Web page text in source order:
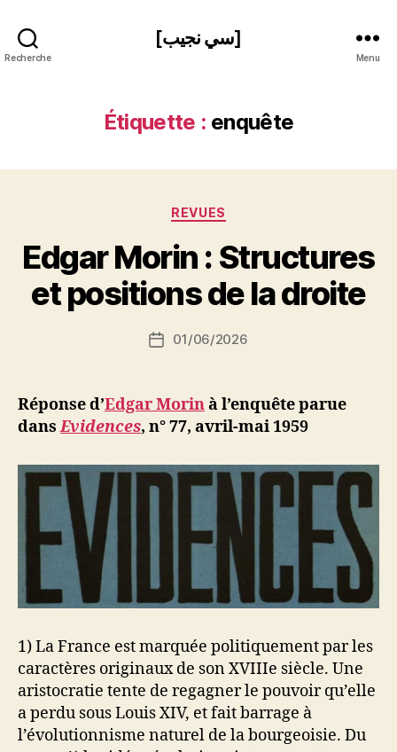
Recherche
[سي نجيب]
Menu
Étiquette : enquête
Catégories
REVUES
Edgar Morin : Structures
et positions de la droite
Auteur
de
P
a
S
N
ji
b
Date01/06/2026
Réponse d’Edgar Morinà l’enquête parue
dansEvidences, n° 77, avril-mai 1959
1) La France est marquée politiquement par les
caractères originaux de son XVIIIe siècle. Une
aristocratie tente de regagner le pouvoir qu’elle
a perdu sous Louis XIV, et fait barrage à
l’évolutionnisme naturel de la bourgeoisie. Du